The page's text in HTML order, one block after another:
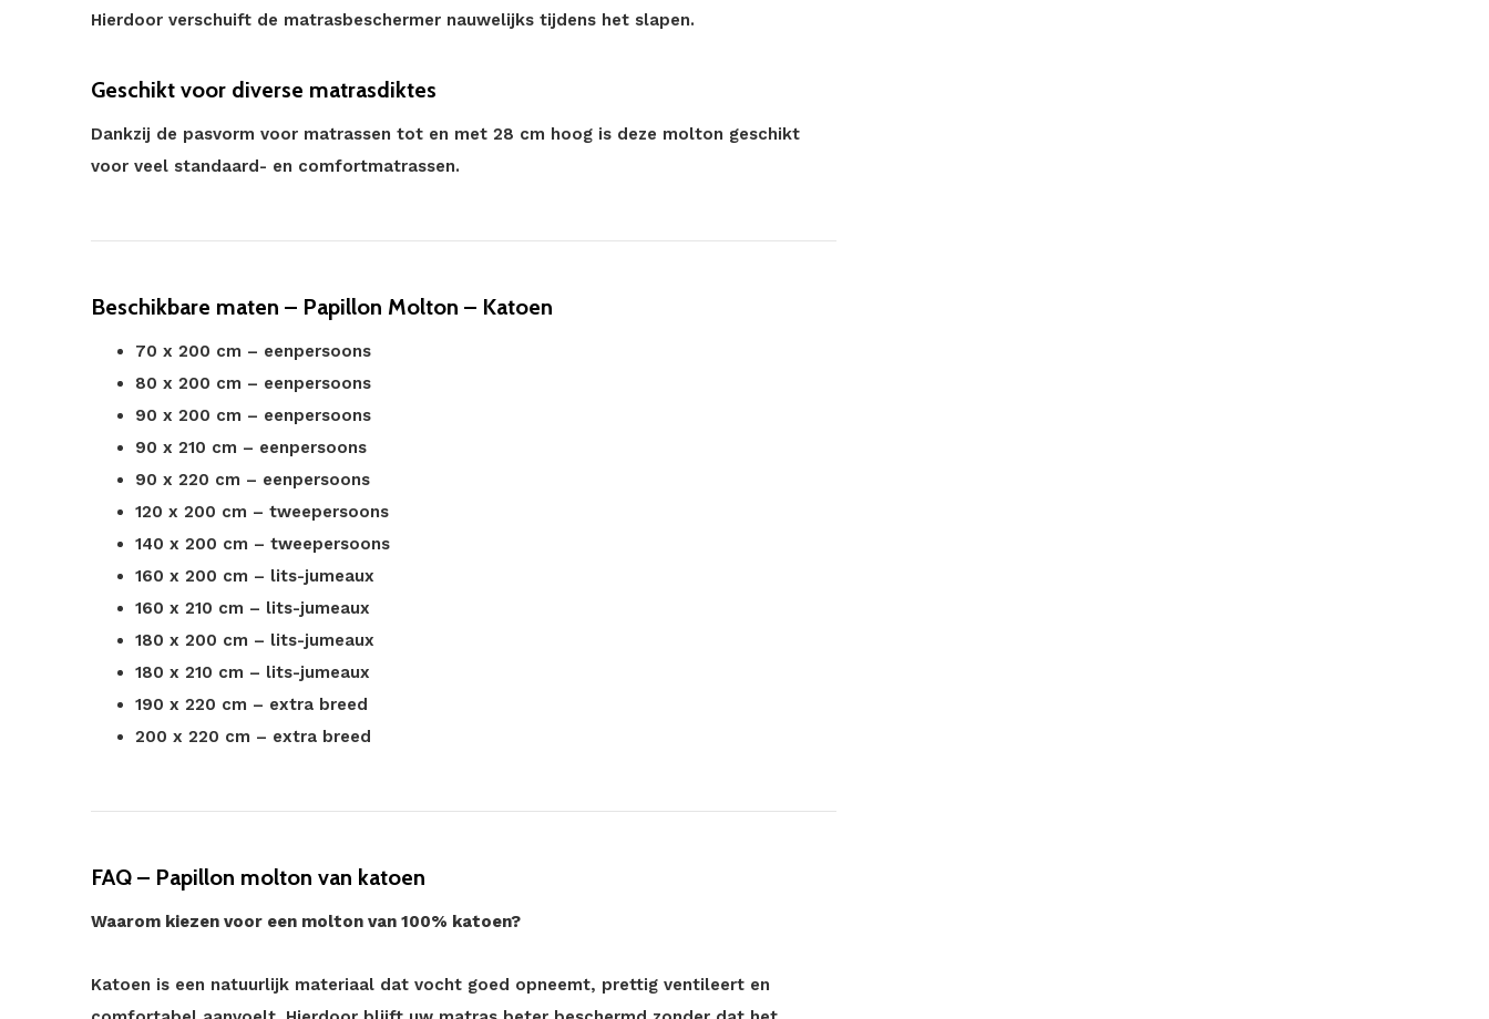
Hierdoor verschuift de matrasbeschermer nauwelijks tijdens het slapen.
Geschikt voor diverse matrasdiktes
Dankzij de pasvorm voor matrassen tot en met 28 cm hoog is deze molton geschikt
voor veel standaard- en comfortmatrassen.
Beschikbare maten – Papillon Molton – Katoen
70 x 200 cm – eenpersoons
80 x 200 cm – eenpersoons
90 x 200 cm – eenpersoons
90 x 210 cm – eenpersoons
90 x 220 cm – eenpersoons
120 x 200 cm – tweepersoons
140 x 200 cm – tweepersoons
160 x 200 cm – lits-jumeaux
160 x 210 cm – lits-jumeaux
180 x 200 cm – lits-jumeaux
180 x 210 cm – lits-jumeaux
190 x 220 cm – extra breed
200 x 220 cm – extra breed
FAQ – Papillon molton van katoen
Waarom kiezen voor een molton van 100% katoen?
Katoen is een natuurlijk materiaal dat vocht goed opneemt, prettig ventileert en